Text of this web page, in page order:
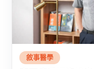
敘事醫學